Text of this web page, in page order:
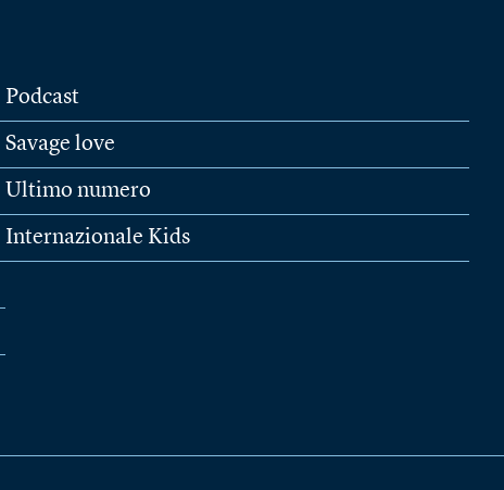
Podcast
Savage love
Ultimo numero
Internazionale Kids